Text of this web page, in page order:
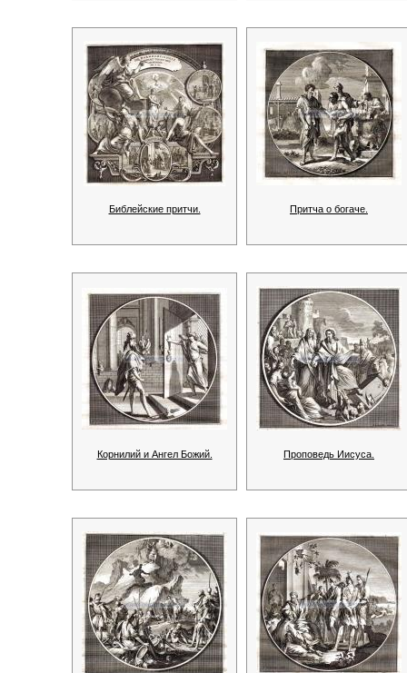
Библейские притчи. Притча о богаче.
Корнилий и Ангел Божий. Проповедь Иисуса.